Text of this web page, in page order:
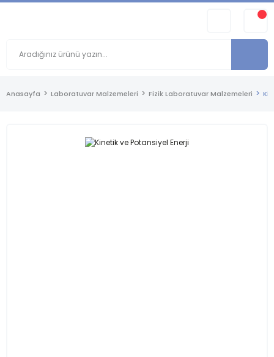
Anasayfa Laboratuvar Malzemeleri Fizik Laboratuvar Malzemeleri